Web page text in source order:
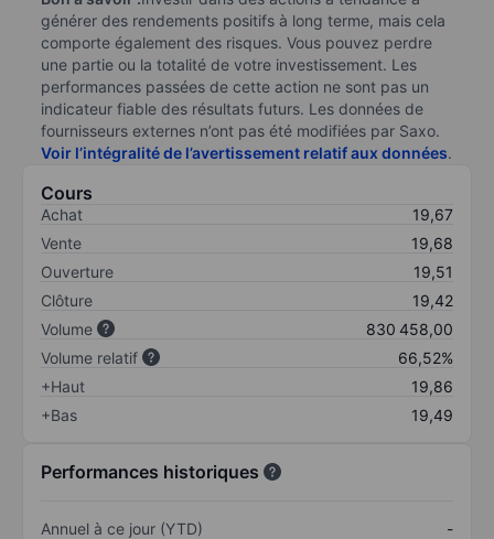
générer des rendements positifs à long terme, mais cela
comporte également des risques. Vous pouvez perdre
une partie ou la totalité de votre investissement. Les
performances passées de cette action ne sont pas un
indicateur fiable des résultats futurs. Les données de
fournisseurs externes n’ont pas été modifiées par Saxo.
Voir l’intégralité de l’avertissement relatif aux données.
Cours
Achat
19,67
Vente
19,68
Ouverture
19,51
Clôture
19,42
Volume
830 458,00
Volume relatif
66,52%
+Haut
19,86
+Bas
19,49
Performances historiques
Annuel à ce jour (YTD)
-